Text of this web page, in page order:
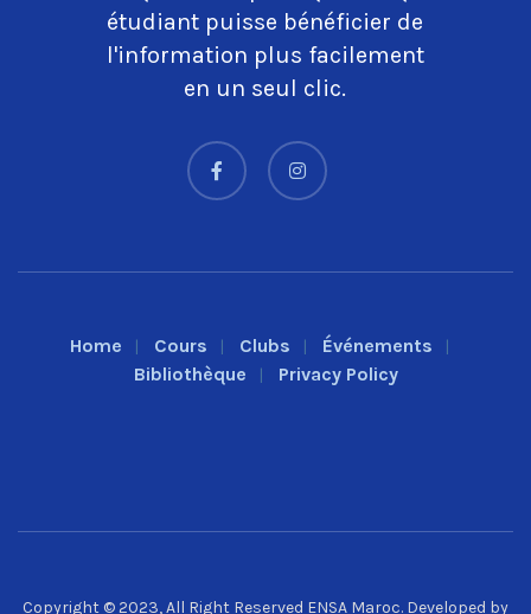
étudiant puisse bénéficier de
l'information plus facilement
en un seul clic.
Home Cours Clubs
Événements
Bibliothèque
Privacy Policy
Copyright © 2023, All Right Reserved ENSA Maroc. Developed by